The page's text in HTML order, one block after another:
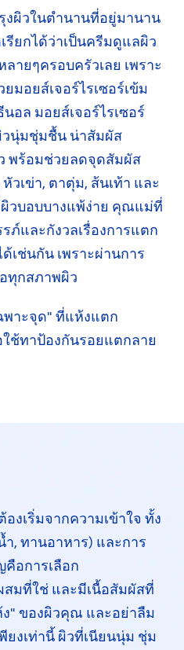
งผิวในตำนานที่อยู่มานาน
เรียกได้ว่าเป็นครีมดูแลผิว
ายๆครอบครัวเลย เพราะ
ยมอยส์เจอร์ไรเซอร์เข้ม
นอล มอยส์เจอร์ไรเซอร์
วนุ่มชุ่มชื้น น่าสัมผัส
พร้อมช่วยลดจุดสัมผัส
หัวเข่า, ตาตุ่ม, ส้นเท้า และ
วบอบบางแพ้ง่าย คุณแม่ที่
รภ์และกังวลเรื่องการแตก
ด้เช่นกัน เพราะผ่านการ
ทุกสภาพผิว
พาะจุด" ที่แห้งแตก
ใช้ทาป้องกันรอยแตกลาย
งเริ่มจากความเข้าใจ ทั้ง
ำ, ทานอาหาร) และการ
อการเลือก
สมที่ใช่ และมีเนื้อสัมผัสที่
" ของผิวคุณ และอย่าลืม
ยงเท่านี้ ผิวที่เนียนนุ่ม ชุ่ม